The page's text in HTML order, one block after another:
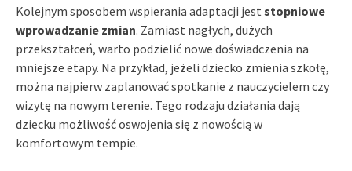
Kolejnym sposobem wspierania adaptacji jest stopniowe
wprowadzanie zmian. Zamiast nagłych, dużych
przekształceń, warto podzielić nowe doświadczenia na
mniejsze etapy. Na przykład, jeżeli dziecko zmienia szkołę,
można najpierw zaplanować spotkanie z nauczycielem czy
wizytę na nowym terenie. Tego rodzaju działania dają
dziecku możliwość oswojenia się z nowością w
komfortowym tempie.